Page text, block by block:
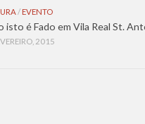
/ EVENTO
isto é Fado em Vila Real St.
2015